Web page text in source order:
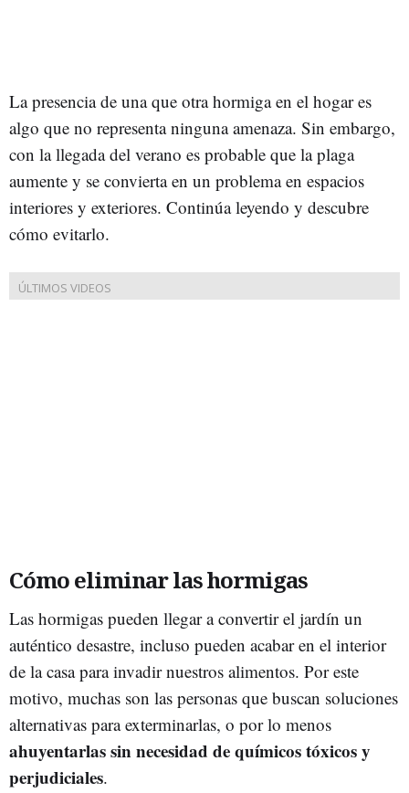
La presencia de una que otra hormiga en el hogar es
algo que no representa ninguna amenaza. Sin embargo,
con la llegada del verano es probable que la plaga
aumente y se convierta en un problema en espacios
interiores y exteriores. Continúa leyendo y descubre
cómo evitarlo.
Cómo eliminar las hormigas
Las hormigas pueden llegar a convertir el jardín un
auténtico desastre, incluso pueden acabar en el interior
de la casa para invadir nuestros alimentos. Por este
motivo, muchas son las personas que buscan soluciones
alternativas para exterminarlas, o por lo menos
ahuyentarlas sin necesidad de químicos tóxicos y
perjudiciales.